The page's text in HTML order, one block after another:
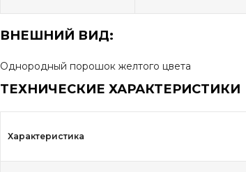
ВНЕШНИЙ ВИД:
Однородный порошок желтого цвета
ТЕХНИЧЕСКИЕ ХАРАКТЕРИСТИКИ
Характеристика